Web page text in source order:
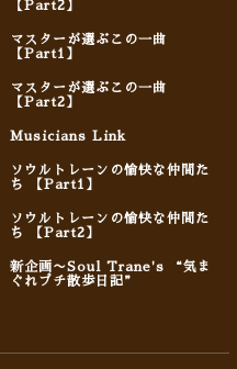
【Part2】
マスターが選ぶこの一曲
【Part1】
マスターが選ぶこの一曲
【Part2】
Musicians Link
ソウルトレーンの愉快な仲間た
ち 【Part1】
ソウルトレーンの愉快な仲間た
ち 【Part2】
新企画〜Soul Trane's “気ま
ぐれプチ散歩日記”